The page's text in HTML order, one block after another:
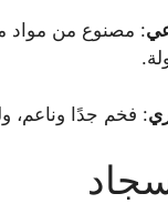
: مصنوع من مواد
: فخم جدًا وناعم،